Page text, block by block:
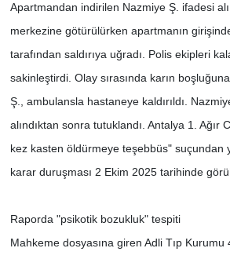
Apartmandan indirilen Nazmiye Ş. ifadesi
merkezine götürülürken apartmanın
tarafından saldırıya uğradı. Polis ekipleri
sakinleştirdi. Olay sırasında karın
Ş., ambulansla hastaneye kaldırıldı.
alındıktan sonra tutuklandı. Antalya 1. Ağır
kez kasten öldürmeye teşebbüs" suçundan
karar duruşması 2 Ekim 2025 tarihinde
Raporda "psikotik bozukluk" tespiti
Mahkeme dosyasına giren Adli Tıp Kurumu